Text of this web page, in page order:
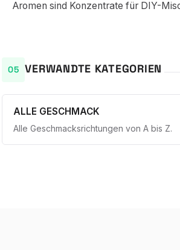
Aromen sind Konzentrate für DIY-
VERWANDTE KATEGORIEN
ALLE GESCHMACK
Alle Geschmacksrichtungen von A bis Z.